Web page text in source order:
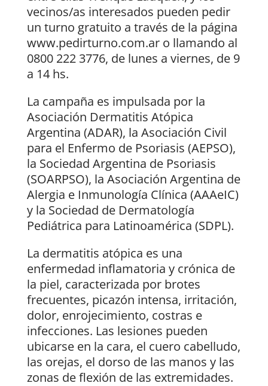
vecinos/as interesados pueden pedir
un turno gratuito a través de la página
www.pedirturno.com.ar o llamando al
0800 222 3776, de lunes a viernes, de 9
a 14 hs.
La campaña es impulsada por la
Asociación Dermatitis Atópica
Argentina (ADAR), la Asociación Civil
para el Enfermo de Psoriasis (AEPSO),
la Sociedad Argentina de Psoriasis
(SOARPSO), la Asociación Argentina de
Alergia e Inmunología Clínica (AAAeIC)
y la Sociedad de Dermatología
Pediátrica para Latinoamérica (SDPL).
La dermatitis atópica es una
enfermedad inflamatoria y crónica de
la piel, caracterizada por brotes
frecuentes, picazón intensa, irritación,
dolor, enrojecimiento, costras e
infecciones. Las lesiones pueden
ubicarse en la cara, el cuero cabelludo,
las orejas, el dorso de las manos y las
zonas de flexión de las extremidades.